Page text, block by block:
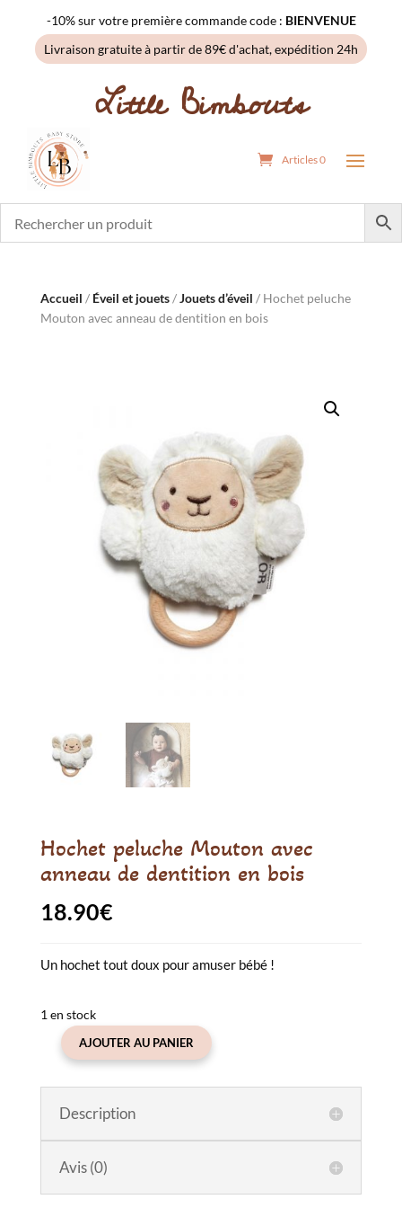
-10% sur votre première commande code : BIENVENUE
Livraison gratuite à partir de 89€ d'achat, expédition 24h
Little Bimbouts
Articles 0
Accueil / Éveil et jouets/Jouets d’éveil / Hochet peluche
Mouton avec anneau de dentition en bois
Hochet peluche Mouton avec
anneau de dentition en bois
18.90€
Un hochet tout doux pour amuser bébé !
1 en stock
quantité
peluche
Mouton
avec
AJOUTER AU PANIER
Description
Avis (0)